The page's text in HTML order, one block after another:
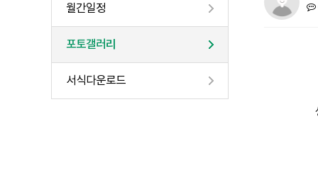
월간일정
포토갤러리
서식다운로드